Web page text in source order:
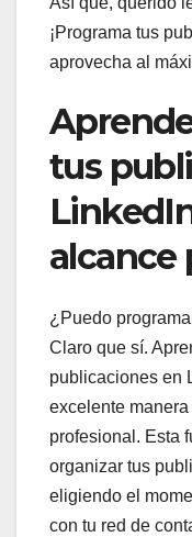
¡Programa tus
aprovecha al
tus
alcance
¿Puedo
Claro que sí.
publicaciones en
excelente
profesional. Esta
organizar tus
eligiendo el
con tu red de